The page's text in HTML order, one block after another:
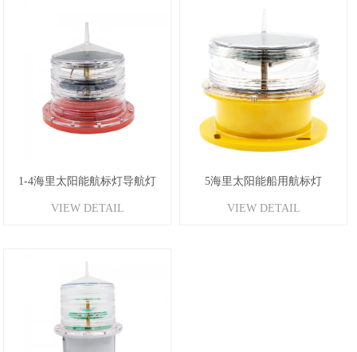
1-4海里太阳能航标灯导航灯
VIEW DETAIL
5海里太阳能船用航标灯
VIEW DETAIL